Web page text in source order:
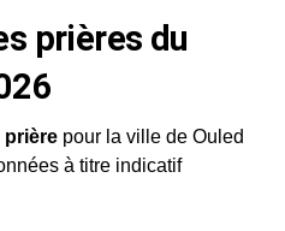
prières du
prière pour la ville de Ouled
à titre indicatif